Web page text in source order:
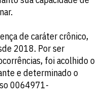
de caráter crônico,
2018. Por ser
foi acolhido o
e determinado o
0064971-